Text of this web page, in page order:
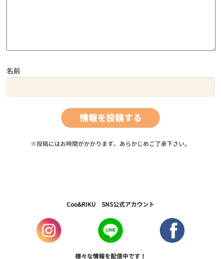
名前
※投稿にはお時間がかかります。あらかじめご了承下さい。
Coo&RIKU SNS公式アカウント
様々な情報を配信中です！